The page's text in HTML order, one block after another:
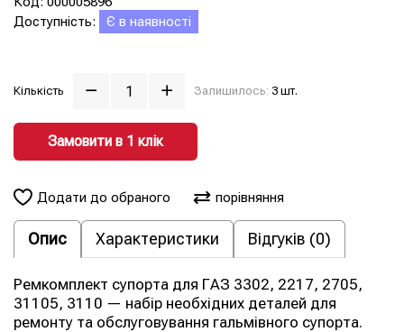
Доступність:
Є в наявності
Кількість Залишилось: 3 шт.
Замовити в 1 клiк
Додати до обраного порівняння
Опис Характеристики Відгуків (0)
Ремкомплект супорта для ГАЗ 3302, 2217, 2705,
31105, 3110 — набір необхідних деталей для
ремонту та обслуговування гальмівного супорта.